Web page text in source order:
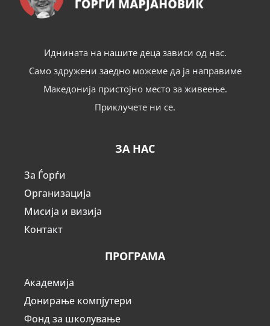
Иднината на нашите деца зависи од нас.
Само здружени заедно можеме да ја направиме
Македонија пристојно место за живеење.
Приклучете ни се.
ЗА НАС
За Ѓорѓи
Организација
Мисија и визија
Контакт
ПРОГРАМА
Академија
Донирање компјутери
Фонд за школување